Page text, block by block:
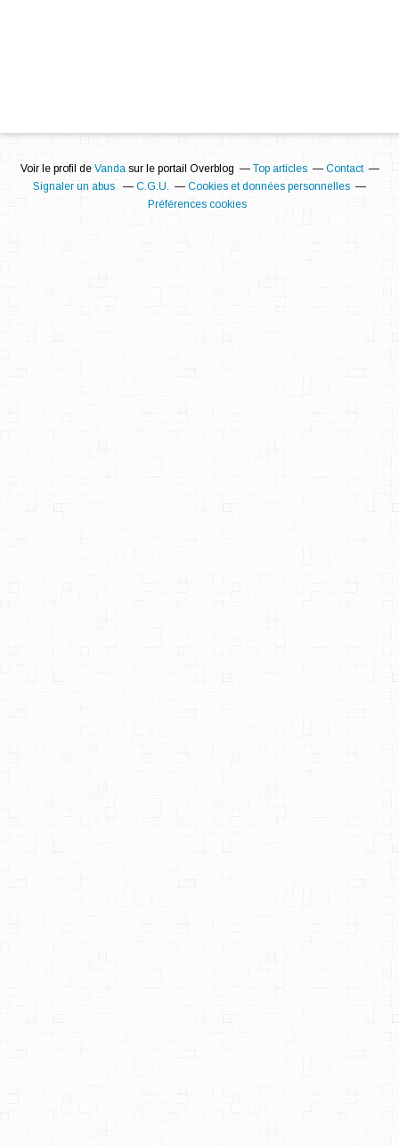
Voir le profil de Vandasur le portail Overblog Top articles
Contact
Signaler un abus
C.G.U.
Cookies et données personnelles
Préférences cookies